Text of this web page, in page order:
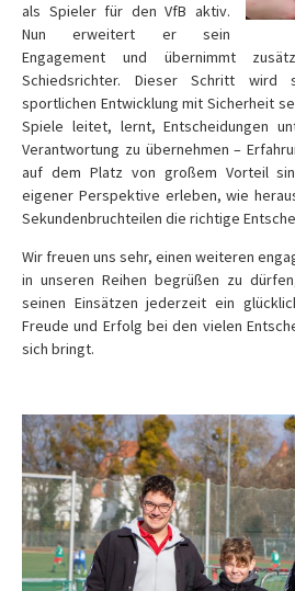
als Spieler für den VfB aktiv.
Nun erweitert er sein
Engagement und übernimmt
Schiedsrichter. Dieser Schritt wird
sportlichen Entwicklung mit Sicherheit
Spiele leitet, lernt, Entscheidungen
Verantwortung zu übernehmen –
auf dem Platz von großem Vorteil
eigener Perspektive erleben, wie
Sekundenbruchteilen die richtige
Wir freuen uns sehr, einen weiteren
in unseren Reihen begrüßen zu
seinen Einsätzen jederzeit ein
Freude und Erfolg bei den vielen
sich bringt.